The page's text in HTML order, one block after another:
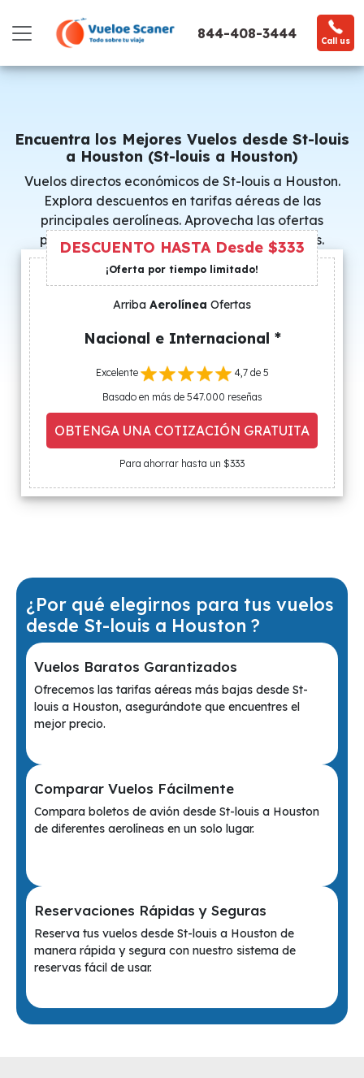
844-408-3444 Call us
Encuentra los Mejores Vuelos desde St-louis
a Houston (St-louis a Houston)
Vuelos directos económicos de St-louis a Houston.
Explora descuentos en tarifas aéreas de las
principales aerolíneas. Aprovecha las ofertas
promocionales y consigue precios especiales.
DESCUENTO HASTA Desde $333
¡Oferta por tiempo limitado!
Arriba Aerolínea Ofertas
Nacional e Internacional *
Excelente
4,7 de 5
Basado en más de 547.000 reseñas
OBTENGA UNA COTIZACIÓN GRATUITA
Para ahorrar hasta un $333
¿Por qué elegirnos para tus vuelos
desde St-louis a Houston ?
Vuelos Baratos Garantizados
Ofrecemos las tarifas aéreas más bajas desde St-
louis a Houston, asegurándote que encuentres el
mejor precio.
Comparar Vuelos Fácilmente
Compara boletos de avión desde St-louis a Houston
de diferentes aerolíneas en un solo lugar.
Reservaciones Rápidas y Seguras
Reserva tus vuelos desde St-louis a Houston de
manera rápida y segura con nuestro sistema de
reservas fácil de usar.